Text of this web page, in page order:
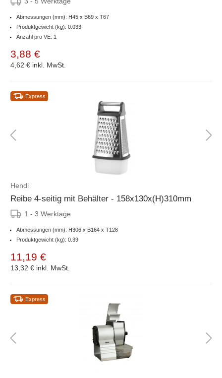
Abmessungen (mm): H45 x B69 x T67
Produktgewicht (kg): 0.033
Anzahl pro VE: 1
3,88 €
4,62 € inkl. MwSt.
Express
Hendi
Reibe 4-seitig mit Behälter - 158x130x(H)310mm
1 - 3 Werktage
Abmessungen (mm): H306 x B164 x T128
Produktgewicht (kg): 0.39
11,19 €
13,32 € inkl. MwSt.
Express